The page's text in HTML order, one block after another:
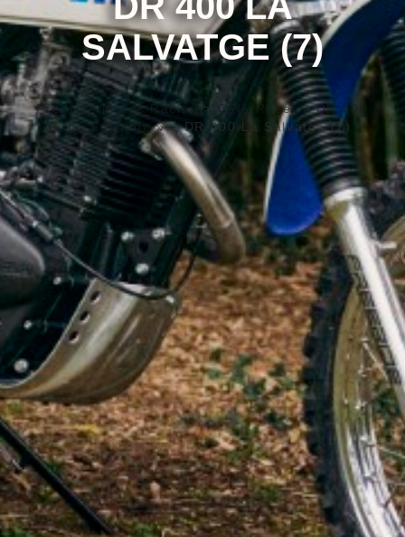
SALVATGE (7)
Freeride Motos Racing > Café Racer>DR 400
« La Salvatge »>DR 400 La Salvatge (7)